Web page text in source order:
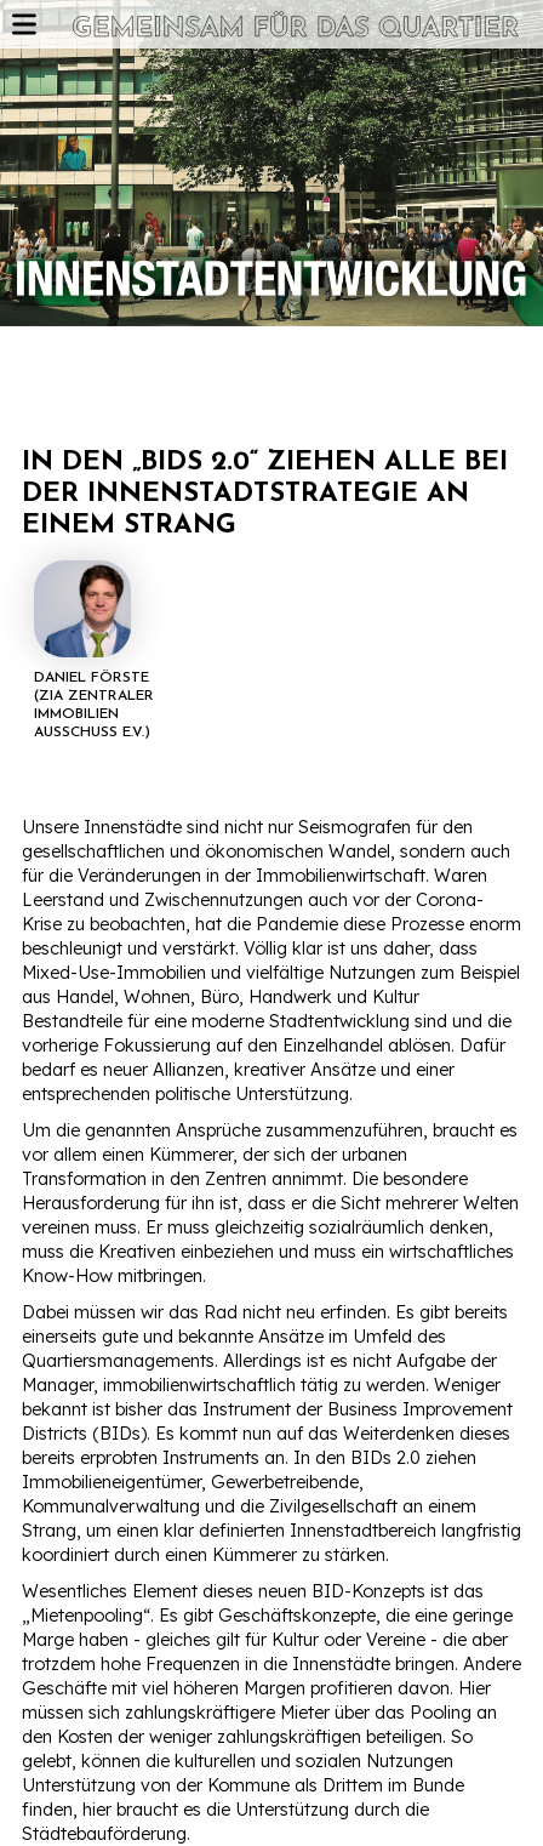
IN DEN „BIDS 2.0“ ZIEHEN ALLE BEI
DER INNENSTADTSTRATEGIE AN
EINEM STRANG
DANIEL FÖRSTE
(ZIA ZENTRALER
IMMOBILIEN
AUSSCHUSS E.V.)
Unsere Innenstädte sind nicht nur Seismografen für den
gesellschaftlichen und ökonomischen Wandel, sondern auch
für die Veränderungen in der Immobilienwirtschaft. Waren
Leerstand und Zwischennutzungen auch vor der Corona-
Krise zu beobachten, hat die Pandemie diese Prozesse enorm
beschleunigt und verstärkt. Völlig klar ist uns daher, dass
Mixed-Use-Immobilien und vielfältige Nutzungen zum Beispiel
aus Handel, Wohnen, Büro, Handwerk und Kultur
Bestandteile für eine moderne Stadtentwicklung sind und die
vorherige Fokussierung auf den Einzelhandel ablösen. Dafür
bedarf es neuer Allianzen, kreativer Ansätze und einer
entsprechenden politische Unterstützung.
Um die genannten Ansprüche zusammenzuführen, braucht es
vor allem einen Kümmerer, der sich der urbanen
Transformation in den Zentren annimmt. Die besondere
Herausforderung für ihn ist, dass er die Sicht mehrerer Welten
vereinen muss. Er muss gleichzeitig sozialräumlich denken,
muss die Kreativen einbeziehen und muss ein wirtschaftliches
Know-How mitbringen.
Dabei müssen wir das Rad nicht neu erfinden. Es gibt bereits
einerseits gute und bekannte Ansätze im Umfeld des
Quartiersmanagements. Allerdings ist es nicht Aufgabe der
Manager, immobilienwirtschaftlich tätig zu werden. Weniger
bekannt ist bisher das Instrument der Business Improvement
Districts (BIDs). Es kommt nun auf das Weiterdenken dieses
bereits erprobten Instruments an. In den BIDs 2.0 ziehen
Immobilieneigentümer, Gewerbetreibende,
Kommunalverwaltung und die Zivilgesellschaft an einem
Strang, um einen klar definierten Innenstadtbereich langfristig
koordiniert durch einen Kümmerer zu stärken.
Wesentliches Element dieses neuen BID-Konzepts ist das
„Mietenpooling“. Es gibt Geschäftskonzepte, die eine geringe
Marge haben - gleiches gilt für Kultur oder Vereine - die aber
trotzdem hohe Frequenzen in die Innenstädte bringen. Andere
Geschäfte mit viel höheren Margen profitieren davon. Hier
müssen sich zahlungskräftigere Mieter über das Pooling an
den Kosten der weniger zahlungskräftigen beteiligen. So
gelebt, können die kulturellen und sozialen Nutzungen
Unterstützung von der Kommune als Drittem im Bunde
finden, hier braucht es die Unterstützung durch die
Städtebauförderung.